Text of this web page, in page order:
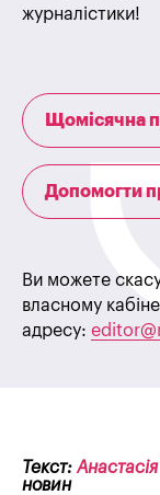
журналістики!
Щомісячна
Допомогти
Ви можете
власному
адресу:
Текст:
новин